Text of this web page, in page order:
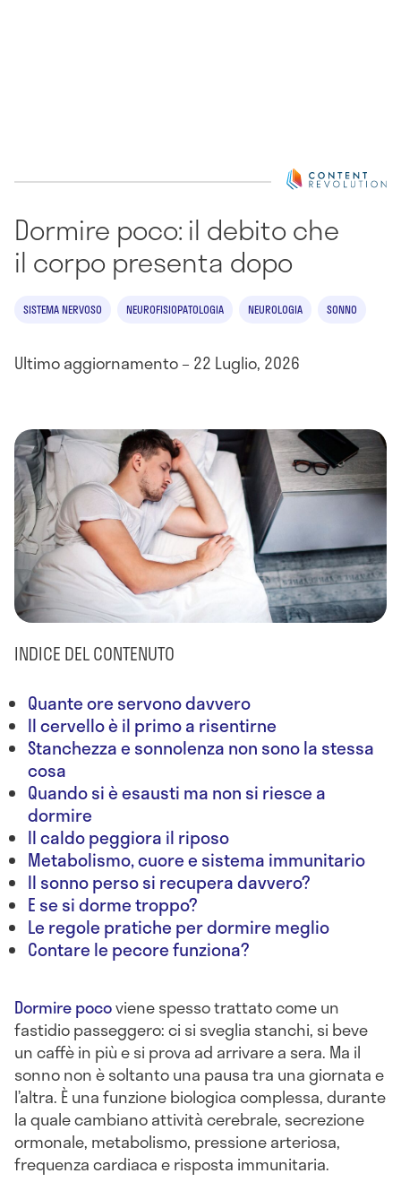
Dormire poco: il debito che
il corpo presenta dopo
SISTEMA NERVOSO NEUROFISIOPATOLOGIA NEUROLOGIA SONNO
Ultimo aggiornamento – 22 Luglio, 2026
INDICE DEL CONTENUTO
Quante ore servono davvero
Il cervello è il primo a risentirne
Stanchezza e sonnolenza non sono la stessa
cosa
Quando si è esausti ma non si riesce a
dormire
Il caldo peggiora il riposo
Metabolismo, cuore e sistema immunitario
Il sonno perso si recupera davvero?
E se si dorme troppo?
Le regole pratiche per dormire meglio
Contare le pecore funziona?
Dormire pocoviene spesso trattato come un
fastidio passeggero: ci si sveglia stanchi, si beve
un caffè in più e si prova ad arrivare a sera. Ma il
sonno non è soltanto una pausa tra una giornata e
l’altra. È una funzione biologica complessa, durante
la quale cambiano attività cerebrale, secrezione
ormonale, metabolismo, pressione arteriosa,
frequenza cardiaca e risposta immunitaria.